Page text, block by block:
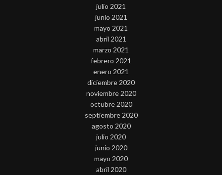
julio 2021
junio 2021
mayo 2021
abril 2021
marzo 2021
febrero 2021
enero 2021
diciembre 2020
noviembre 2020
octubre 2020
septiembre 2020
agosto 2020
julio 2020
junio 2020
mayo 2020
abril 2020